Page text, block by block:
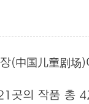
中国儿童剧
곳의 작품 총